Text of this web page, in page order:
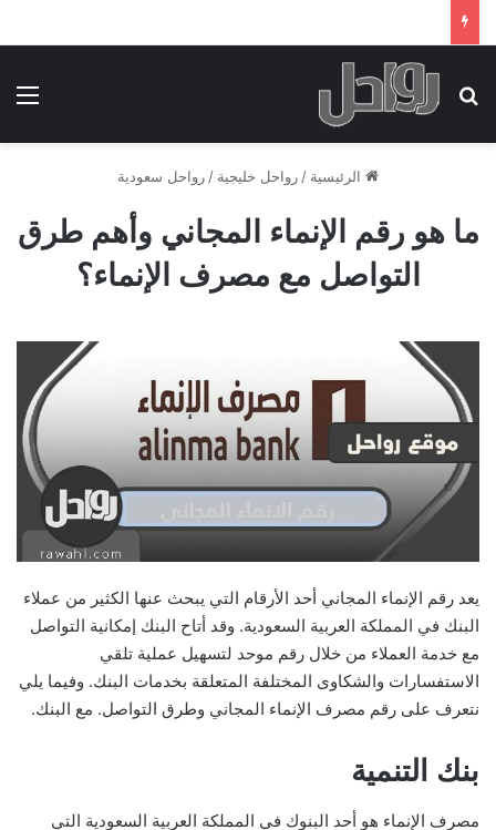
بحث عن
الرئيسية / رواحل خليجية / رواحل سعودية
ما هو رقم الإنماء المجاني وأهم طرق
التواصل مع مصرف الإنماء؟
يعد رقم الإنماء المجاني أحد الأرقام التي يبحث عنها الكثير من عملاء
البنك في المملكة العربية السعودية. وقد أتاح البنك إمكانية التواصل
مع خدمة العملاء من خلال رقم موحد لتسهيل عملية تلقي
الاستفسارات والشكاوى المختلفة المتعلقة بخدمات البنك. وفيما يلي
نتعرف على رقم مصرف الإنماء المجاني وطرق التواصل. مع البنك.
بنك التنمية
مصرف الإنماء هو أحد البنوك في المملكة العربية السعودية التي